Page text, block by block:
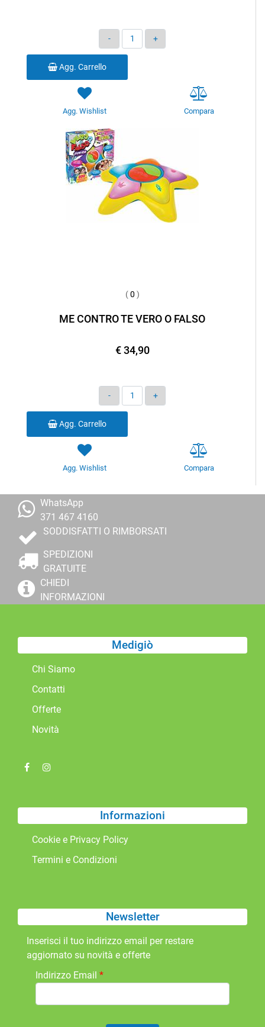
Quantità
Agg. Carrello
Agg. Wishlist Compara
(0 )
ME CONTRO TE VERO O FALSO
€ 34,90
Quantità
Agg. Carrello
Agg. Wishlist Compara
WhatsApp
371 467 4160
SODDISFATTI O RIMBORSATI
SPEDIZIONI
GRATUITE
CHIEDI
INFORMAZIONI
Medigiò
Chi Siamo
Contatti
Offerte
Novità
Informazioni
Cookie e Privacy Policy
Termini e Condizioni
Newsletter
Inserisci il tuo indirizzo email per restare
aggiornato su novità e offerte
Indirizzo Email *